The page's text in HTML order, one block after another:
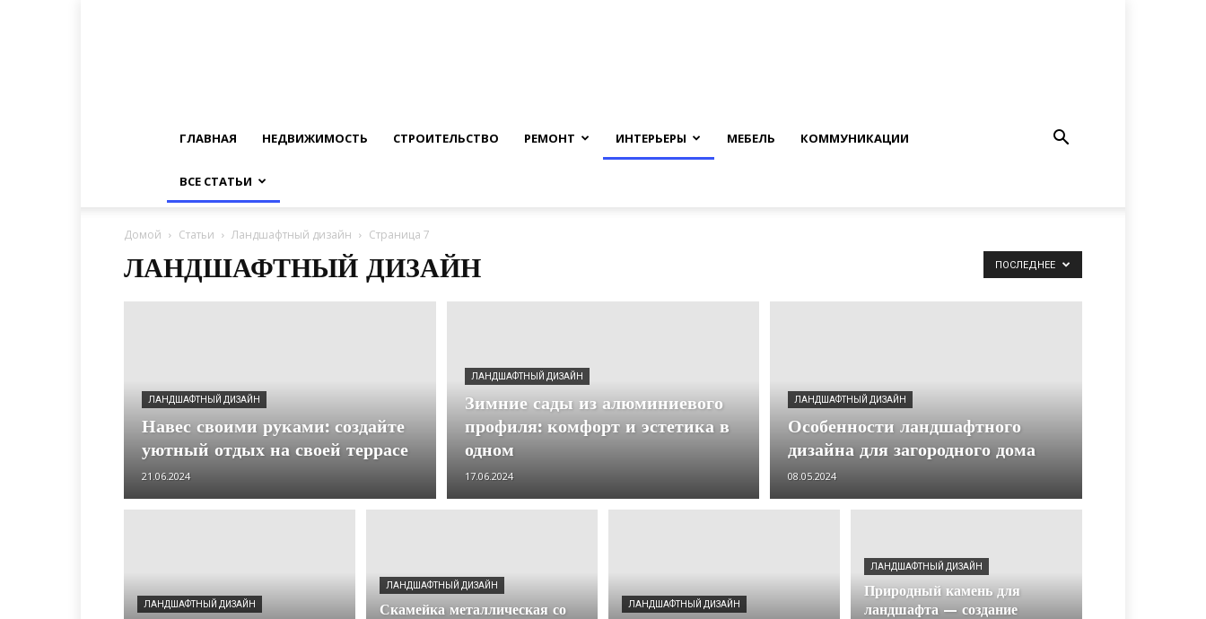
ГЛАВНАЯ НЕДВИЖИМОСТЬ СТРОИТЕЛЬСТВО РЕМОНТ ИНТЕРЬЕРЫ МЕБЕЛЬ КОММУНИКАЦИИ
ВСЕ СТАТЬИ
Домой Статьи Ландшафтный дизайн Страница 7
ЛАНДШАФТНЫЙ ДИЗАЙН ПОСЛЕДНЕЕ
ЛАНДШАФТНЫЙ ДИЗАЙН
Навес своими руками: создайте
уютный отдых на своей террасе
21.06.2024
ЛАНДШАФТНЫЙ ДИЗАЙН
Зимние сады из алюминиевого
профиля: комфорт и эстетика в
одном
17.06.2024
ЛАНДШАФТНЫЙ ДИЗАЙН
Особенности ландшафтного
дизайна для загородного дома
08.05.2024
ЛАНДШАФТНЫЙ ДИЗАЙН
ЛАНДШАФТНЫЙ ДИЗАЙН
Скамейка металлическая со
ЛАНДШАФТНЫЙ ДИЗАЙН
ЛАНДШАФТНЫЙ ДИЗАЙН
Природный камень для
ландшафта — создание